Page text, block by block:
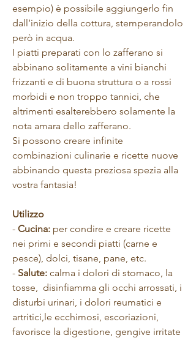
esempio) è possibile aggiungerlo fin
dall’inizio della cottura, stemperandolo
però in acqua.
I piatti preparati con lo zafferano si
abbinano solitamente a vini bianchi
frizzanti e di buona struttura o a rossi
morbidi e non troppo tannici, che
altrimenti esalterebbero solamente la
nota amara dello zafferano.
Si possono creare infinite
combinazioni culinarie e ricette nuove
abbinando questa preziosa spezia alla
vostra fantasia!
Utilizzo
- Cucina: per condire e creare ricette
nei primi e secondi piatti (carne e
pesce), dolci, tisane, pane, etc.
- Salute: calma i dolori di stomaco, la
tosse, disinfiamma gli occhi arrossati, i
disturbi urinari, i dolori reumatici e
artritici,le ecchimosi, escoriazioni,
favorisce la digestione, gengive irritate